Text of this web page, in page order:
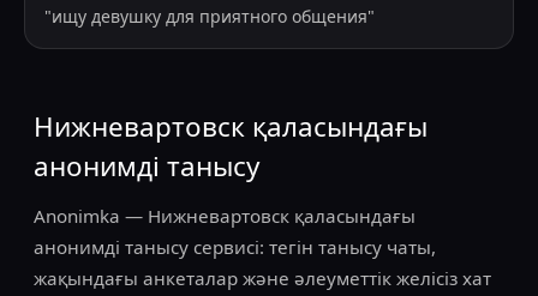
"ищу девушку для приятного общения"
Нижневартовск қаласындағы
анонимді танысу
Anonimka — Нижневартовск қаласындағы
анонимді танысу сервисі: тегін танысу чаты,
жақындағы анкеталар және әлеуметтік желісіз хат